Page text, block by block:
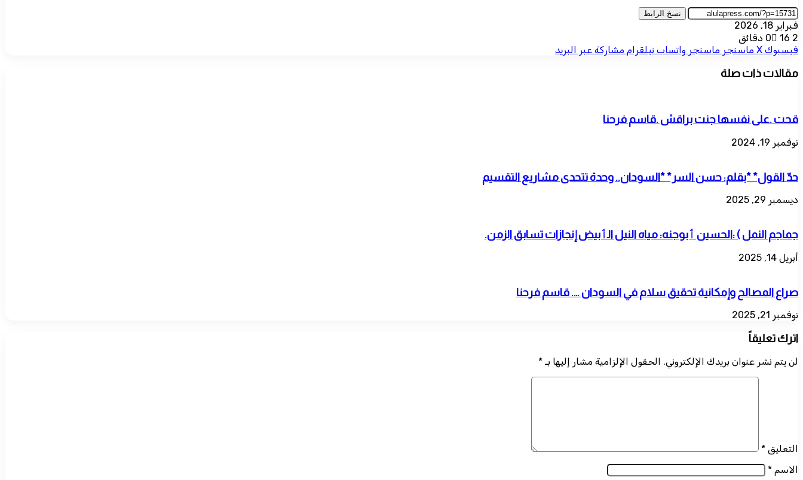
نسخ الرابط
فبراير 18, 2026
0
16 2 دقائق
فيسبوك ‫X ماسنجر ماسنجر واتساب تيلقرام مشاركة عبر البريد
مقالات ذات صلة
قحت .على نفسها جنت براقش .قاسم فرحنا
نوفمبر 19, 2024
حدّ القول* *بقلم: حسن السر* *السودان.. وحدة تتحدى مشاريع التقسيم
ديسمبر 29, 2025
جماجم النمل ) :الحسين ٲبوجنه: مياه النيل الٲبيض إنجازات تسابق الزمن.
أبريل 14, 2025
صراع المصالح وإمكانية تحقيق سلام في السودان …. قاسم فرحنا
نوفمبر 21, 2025
اترك تعليقاً
لن يتم نشر عنوان بريدك الإلكتروني. الحقول الإلزامية مشار إليها بـ *
التعليق *
الاسم *